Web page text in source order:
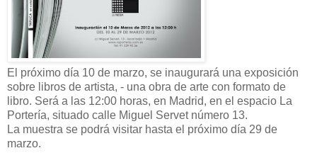
El próximo día 10 de marzo, se inaugurará una exposición
sobre libros de artista, - una obra de arte con formato de
libro. Será a las 12:00 horas, en Madrid, en el espacio La
Portería, situado calle Miguel Servet número 13.
La muestra se podrá visitar hasta el próximo día 29 de
marzo.